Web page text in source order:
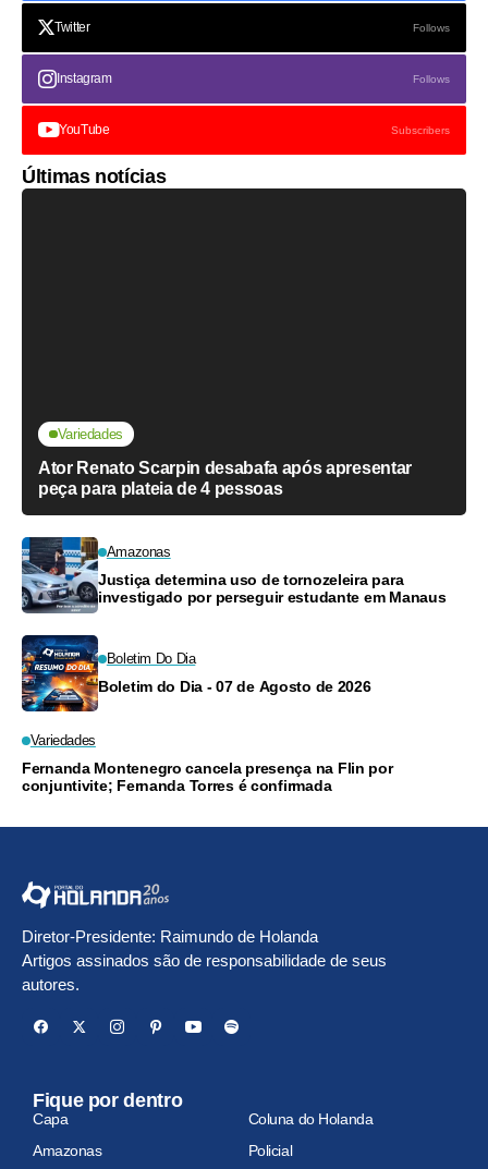
Twitter Follows
Instagram Follows
YouTube Subscribers
Últimas notícias
Variedades
Ator Renato Scarpin desabafa após apresentar
peça para plateia de 4 pessoas
Amazonas
Justiça determina uso de tornozeleira para
investigado por perseguir estudante em Manaus
Boletim Do Dia
Boletim do Dia - 07 de Agosto de 2026
Variedades
Fernanda Montenegro cancela presença na Flin por
conjuntivite; Fernanda Torres é confirmada
Diretor-Presidente: Raimundo de Holanda
Artigos assinados são de responsabilidade de seus
autores.
Fique por dentro
Capa
Coluna do Holanda
Amazonas
Policial